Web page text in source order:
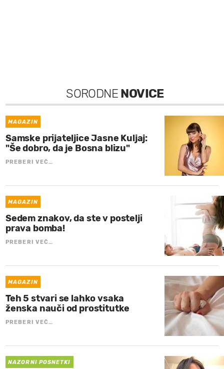
SORODNE NOVICE
MAGAZIN
Samske prijateljice Jasne Kuljaj:
"Še dobro, da je Bosna blizu"
PREBERI VEČ…
MAGAZIN
Sedem znakov, da ste v postelji
prava bomba!
PREBERI VEČ…
MAGAZIN
Teh 5 stvari se lahko vsaka
ženska nauči od prostitutke
PREBERI VEČ…
NAZORNI POSNETKI